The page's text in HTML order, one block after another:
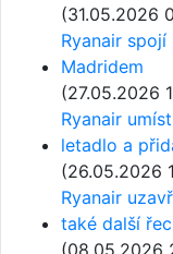
(31.05.2026
Ryanair
Madridem
(27.05.2026
Ryanair
letadlo a
(26.05.2026
Ryanair
také další
(08.05.2026